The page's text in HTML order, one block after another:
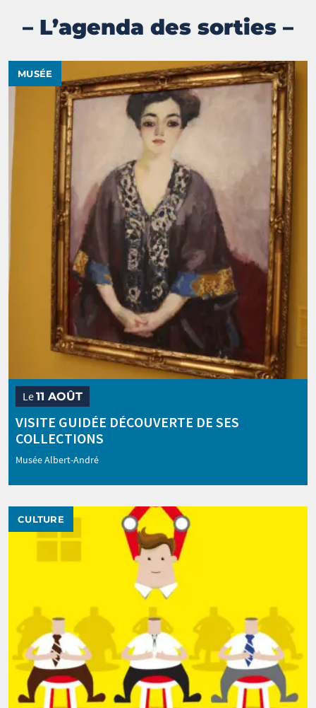
– L’agenda des sorties –
VISITE GUIDÉE DÉCOUVERTE DE SES
COLLECTIONS
Le11 AOÛT
Musée Albert-André
MUSÉE
CULTURE